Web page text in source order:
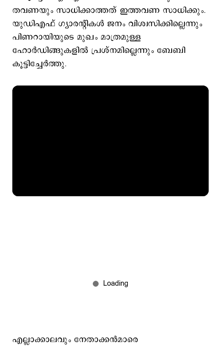
തവണയും സാധിക്കാത്തത് ഇത്തവണ സാധിക്കും.
യുഡിഎഫ് ഗ്യാരന്‍റികള്‍ ജനം വിശ്വസിക്കില്ലെന്നും
പിണറായിയുടെ മുഖം മാത്രമുള്ള
ഹോര്‍ഡിങ്ങുകളില്‍ പ്രശ്നമില്ലെന്നും ബേബി
കൂട്ടിച്ചേര്‍ത്തു.
എല്ലാക്കാലവും നേതാക്കന്‍മാരെ